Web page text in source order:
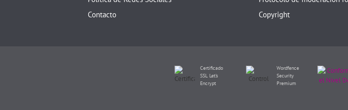
Contacto
Copyright
Certificado
SSL Let's
Encrypt
Wordfence
Security
Premium